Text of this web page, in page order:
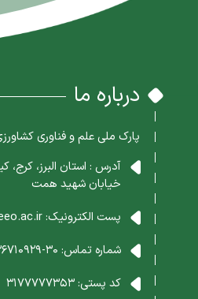
درباره ما
پارک ملی علم و فناوری
خیابان شهید همت
پست الکترونیک:
شماره تماس: 30-02636710929
کد پستی:3177777353